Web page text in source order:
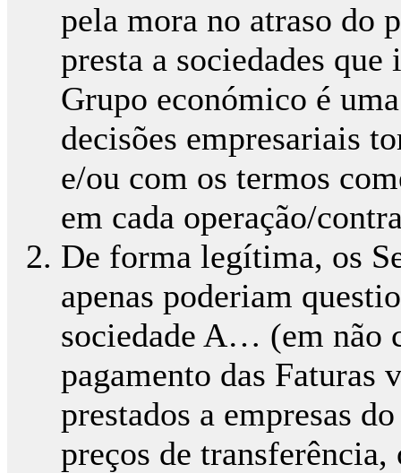
pela mora no atraso do
presta a sociedades
Grupo económico é
decisões empresariais
e/ou com os termos
em cada operação/
De forma legítima, os
apenas poderiam
sociedade A… (em não
pagamento das Faturas
prestados a empresas
preços de transferência,